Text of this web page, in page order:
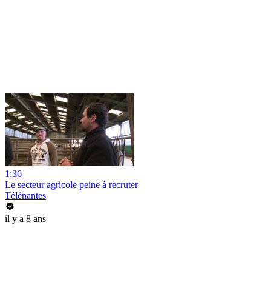
1:36
Le secteur agricole peine à recruter
Télénantes
il y a 8 ans